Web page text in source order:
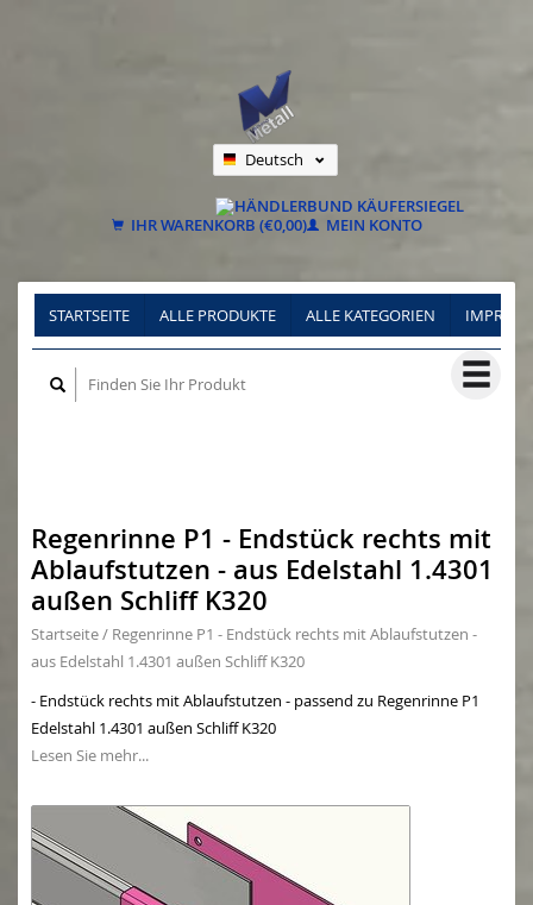
Deutsch
Français
IHR WARENKORB (€0,00) MEIN KONTO
STARTSEITE ALLE PRODUKTE ALLE KATEGORIEN
Regenrinne P1 - Endstück rechts mit
Ablaufstutzen - aus Edelstahl 1.4301
außen Schliff K320
Startseite/ Regenrinne P1 - Endstück rechts mit Ablaufstutzen -
aus Edelstahl 1.4301 außen Schliff K320
- Endstück rechts mit Ablaufstutzen - passend zu Regenrinne P1
Edelstahl 1.4301 außen Schliff K320
Lesen Sie mehr...